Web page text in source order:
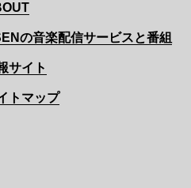
の音楽配信サービスと番組
サイト
トマップ